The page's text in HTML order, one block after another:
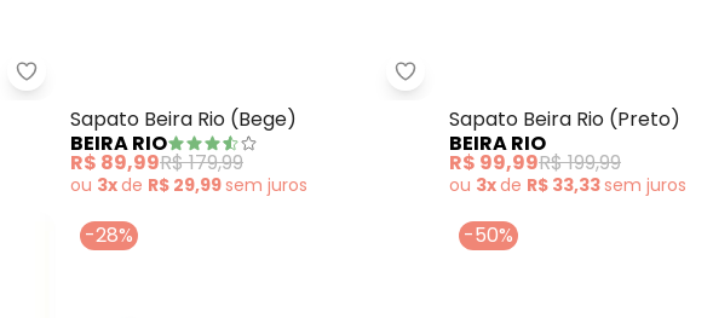
Modare - Sapato Modare (Bege)
Beira Rio - Sapato Beira Rio
Sapato Beira Rio (Bege)
BEIRA RIO
R$ 89,99R$ 179,99
ou 3xde R$ 29,99sem juros
Sapato Beira Rio (Preto)
BEIRA RIO
R$ 99,99R$ 199,99
ou 3xde R$ 33,33sem juros
-28% -50%